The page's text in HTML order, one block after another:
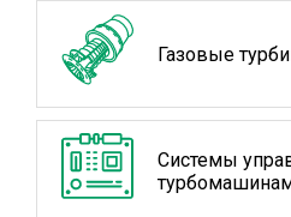
Газовые
Системы